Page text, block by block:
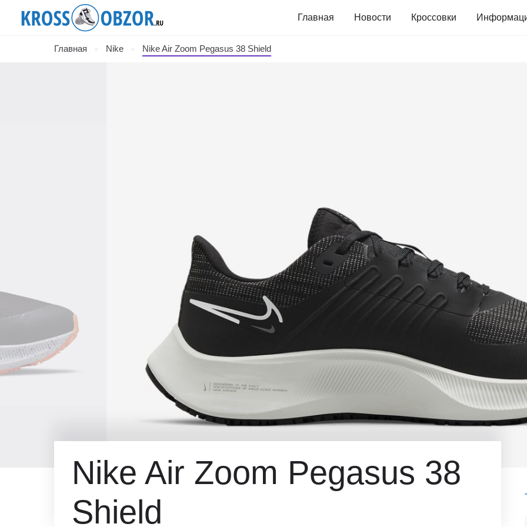
Главная Новости Кроссовки
Главная Nike Nike Air Zoom Pegasus 38 Shield
Nike Air Zoom Pegasus 38
Shield